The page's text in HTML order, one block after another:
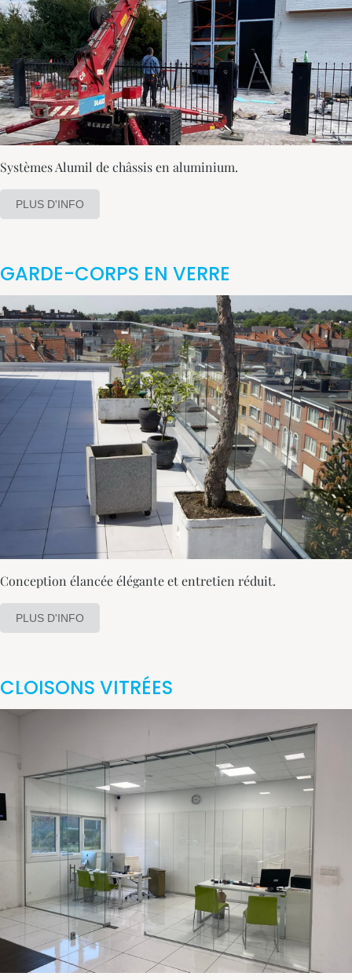
Systèmes Alumil de châssis en aluminium.
PLUS D'INFO
GARDE-CORPS EN VERRE
Conception élancée élégante et entretien réduit.
PLUS D'INFO
CLOISONS VITRÉES